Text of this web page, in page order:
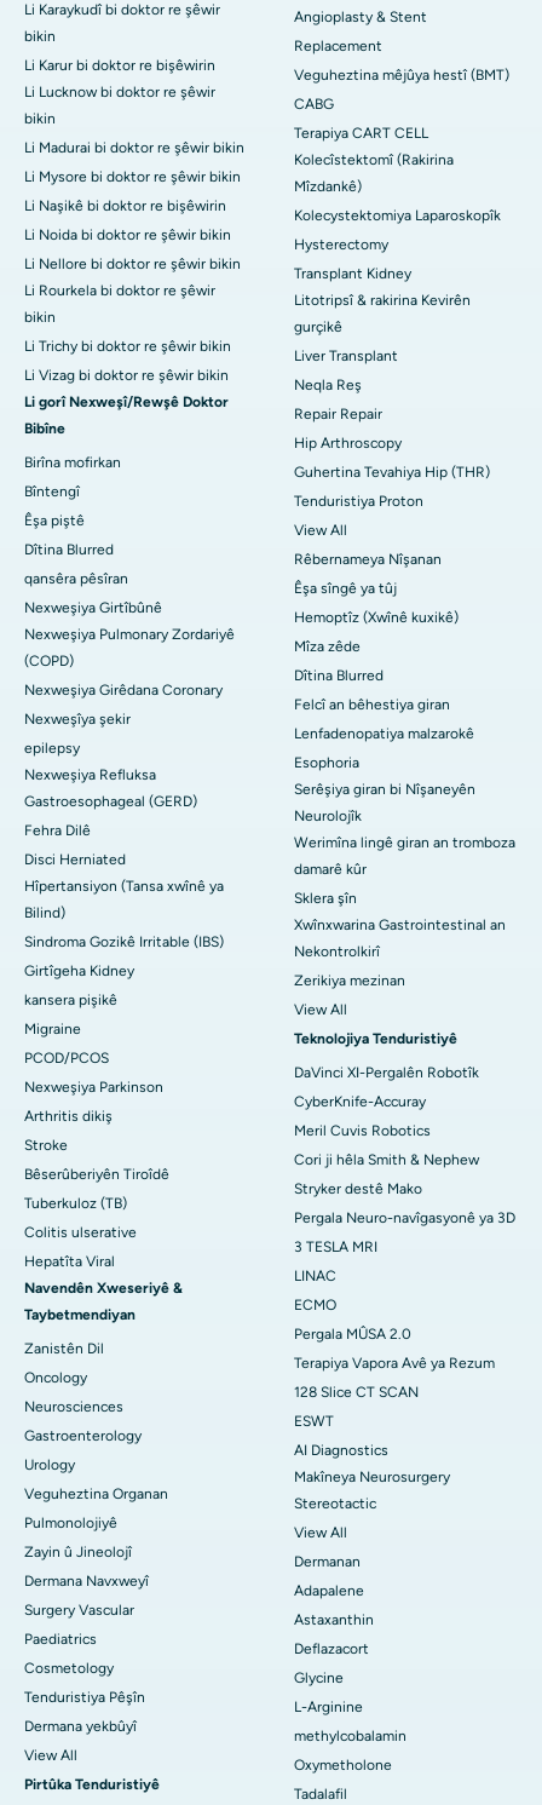
Li Karaykudî bi doktor re şêwir
bikin
Li Karur bi doktor re bişêwirin
Li Lucknow bi doktor re şêwir
bikin
Li Madurai bi doktor re şêwir bikin
Li Mysore bi doktor re şêwir bikin
Li Naşikê bi doktor re bişêwirin
Li Noida bi doktor re şêwir bikin
Li Nellore bi doktor re şêwir bikin
Li Rourkela bi doktor re şêwir
bikin
Li Trichy bi doktor re şêwir bikin
Li Vizag bi doktor re şêwir bikin
Li gorî Nexweşî/Rewşê Doktor
Bibîne
Birîna mofirkan
Bîntengî
Êşa piştê
Dîtina Blurred
qansêra pêsîran
Nexweşiya Girtîbûnê
Nexweşiya Pulmonary Zordariyê
(COPD)
Nexweşiya Girêdana Coronary
Nexweşîya şekir
epilepsy
Nexweşiya Refluksa
Gastroesophageal (GERD)
Fehra Dilê
Disci Herniated
Hîpertansiyon (Tansa xwînê ya
Bilind)
Sindroma Gozikê Irritable (IBS)
Girtîgeha Kidney
kansera pişikê
Migraine
PCOD/PCOS
Nexweşiya Parkinson
Arthritis dikiş
Stroke
Bêserûberiyên Tiroîdê
Tuberkuloz (TB)
Colitis ulserative
Hepatîta Viral
Navendên Xweseriyê &
Taybetmendiyan
Zanistên Dil
Oncology
Neurosciences
Gastroenterology
Urology
Veguheztina Organan
Pulmonolojiyê
Zayin û Jineolojî
Dermana Navxweyî
Surgery Vascular
Paediatrics
Cosmetology
Tenduristiya Pêşîn
Dermana yekbûyî
View All
Pirtûka Tenduristiyê
Angioplasty & Stent
Replacement
Veguheztina mêjûya hestî (BMT)
CABG
Terapiya CART CELL
Kolecîstektomî (Rakirina
Mîzdankê)
Kolecystektomiya Laparoskopîk
Hysterectomy
Transplant Kidney
Litotripsî & rakirina Kevirên
gurçikê
Liver Transplant
Neqla Reş
Repair Repair
Hip Arthroscopy
Guhertina Tevahiya Hip (THR)
Tenduristiya Proton
View All
Rêbernameya Nîşanan
Êşa sîngê ya tûj
Hemoptîz (Xwînê kuxikê)
Mîza zêde
Dîtina Blurred
Felcî an bêhestiya giran
Lenfadenopatiya malzarokê
Esophoria
Serêşiya giran bi Nîşaneyên
Neurolojîk
Werimîna lingê giran an tromboza
damarê kûr
Sklera şîn
Xwînxwarina Gastrointestinal an
Nekontrolkirî
Zerikiya mezinan
View All
Teknolojiya Tenduristiyê
DaVinci XI-Pergalên Robotîk
CyberKnife-Accuray
Meril Cuvis Robotics
Cori ji hêla Smith & Nephew
Stryker destê Mako
Pergala Neuro-navîgasyonê ya 3D
3 TESLA MRI
LINAC
ECMO
Pergala MÛSA 2.0
Terapiya Vapora Avê ya Rezum
128 Slice CT SCAN
ESWT
AI Diagnostics
Makîneya Neurosurgery
Stereotactic
View All
Dermanan
Adapalene
Astaxanthin
Deflazacort
Glycine
L-Arginine
methylcobalamin
Oxymetholone
Tadalafil